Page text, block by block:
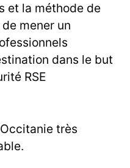
et la méthode de
mener un
dans le but
RSE
très